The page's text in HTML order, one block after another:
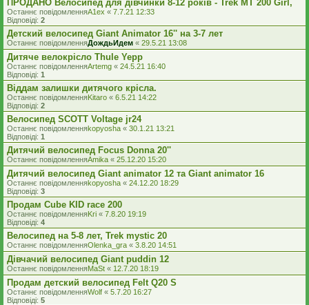
ПРОДАНО Велосипед для дівчинки 8-12 років - Trek MT 200 Girl,
Останнє повідомленняA1ex « 7.7.21 12:33
Відповіді: 2
Детский велосипед Giant Animator 16'' на 3-7 лет
Останнє повідомленняДождьИдем « 29.5.21 13:08
Дитяче велокрісло Thule Yepp
Останнє повідомленняArtemg « 24.5.21 16:40
Відповіді: 1
Віддам залишки дитячого крісла.
Останнє повідомленняKitaro « 6.5.21 14:22
Відповіді: 2
Велосипед SCOTT Voltage jr24
Останнє повідомленняkopyosha « 30.1.21 13:21
Відповіді: 1
Дитячий велосипед Focus Donna 20''
Останнє повідомленняAmika « 25.12.20 15:20
Дитячий велосипед Giant animator 12 та Giant animator 16
Останнє повідомленняkopyosha « 24.12.20 18:29
Відповіді: 3
Продам Cube KID race 200
Останнє повідомленняKri « 7.8.20 19:19
Відповіді: 4
Велосипед на 5-8 лет, Trek mystic 20
Останнє повідомленняOlenka_gra « 3.8.20 14:51
Дівчачий велосипед Giant puddin 12
Останнє повідомленняMaSt « 12.7.20 18:19
Продам детский велосипед Felt Q20 S
Останнє повідомленняWolf « 5.7.20 16:27
Відповіді: 5